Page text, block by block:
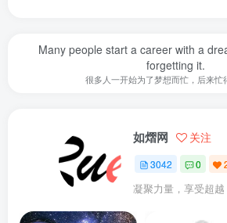
Many people start a career with a
forgetting it.
很多人一开始为了梦想而忙，后来忙
如熠网 关注
3042 0
凝聚力量，享受超越